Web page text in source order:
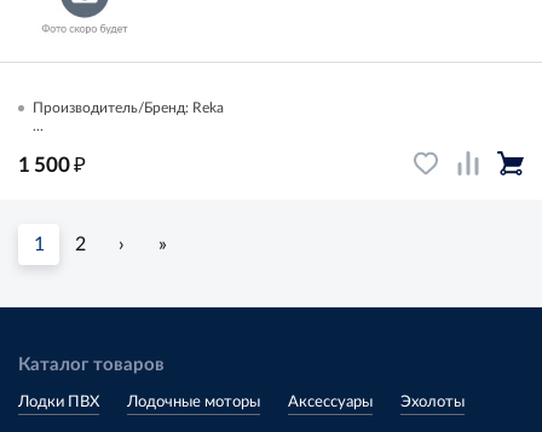
Производитель/Бренд: Reka
...
1 500₽
1 2 › »
Каталог товаров
Лодки ПВХ Лодочные моторы Аксессуары Эхолоты